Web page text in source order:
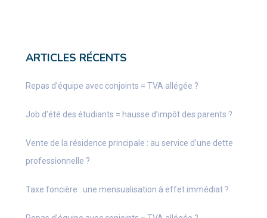
ARTICLES RÉCENTS
Repas d’équipe avec conjoints = TVA allégée ?
Job d’été des étudiants = hausse d’impôt des parents ?
Vente de la résidence principale : au service d’une dette
professionnelle ?
Taxe foncière : une mensualisation à effet immédiat ?